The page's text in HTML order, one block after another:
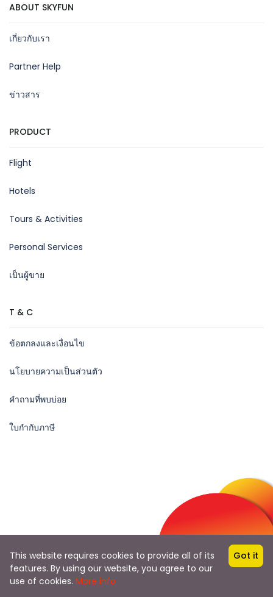
ABOUT SKYFUN
เกี่ยวกับเรา
Partner Help
ข่าวสาร
PRODUCT
Flight
Hotels
Tours & Activities
Personal Services
เป็นผู้ขาย
T & C
ข้อตกลงและเงื่อนไข
นโยบายความเป็นส่วนตัว
คำถามที่พบบ่อย
ใบกำกับภาษี
Follow Us
This website requires cookies to provide all of its
features. By using our website, you agree to our
use of cookies. More info
Got it